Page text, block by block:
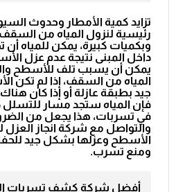
تزايد كمية الأمطار وحدوث
رئيسية لنزول المياه من
وبكميات كبيرة، يمكن للمياه
داخل المبنى نتيجة عدم عزل
يمكن أن يسبب تلف للأسطح
المياه من السقف، إذا لم تكن
جيد بطبقة عازلة أو إذا كان
فإن المياه ستجد مسار للتسلل
في تسربات، هذا يجعل من
والتواصل مع شركة انجاز
الأسطح وعزلها بشكل جيد
ومنع تسرب.
أفضل شركة كشف تسربات